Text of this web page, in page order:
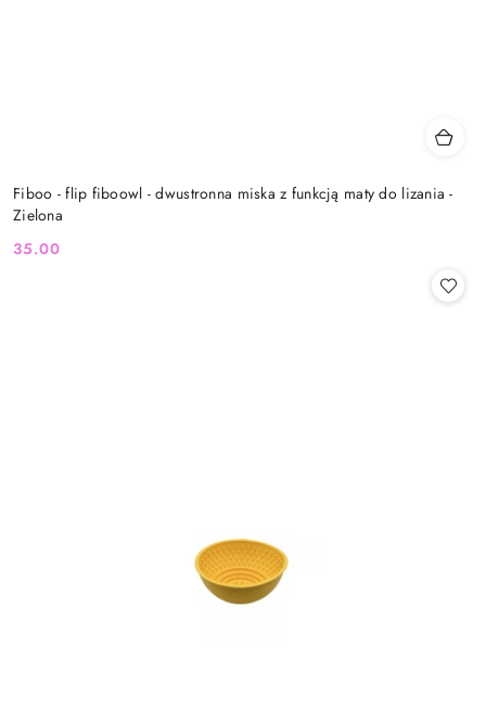
Fiboo - flip fiboowl - dwustronna miska z funkcją maty do lizania -
Zielona
Cena:
35.00